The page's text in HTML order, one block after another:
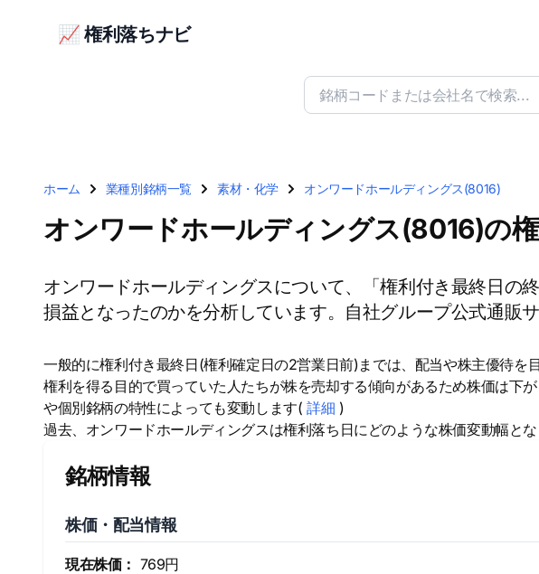
📈 権利落ちナビ
ホーム 業種別銘柄一覧 素材・化学 オンワードホールディングス(8016)
オンワードホールディングス(8016)の
オンワードホールディングスについて、「権利付き最終日の
損益となったのかを分析しています。自社グループ公式通
一般的に権利付き最終日(権利確定日の2営業日前)までは、配当や株主優待
権利を得る目的で買っていた人たちが株を売却する傾向があるため株価は下
や個別銘柄の特性によっても変動します( 詳細 )
過去、オンワードホールディングスは権利落ち日にどのような株価変動幅と
銘柄情報
株価・配当情報
現在株価： 769円